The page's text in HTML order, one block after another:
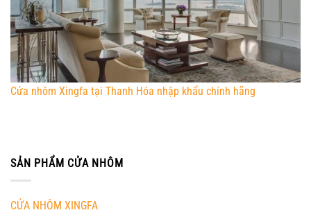
Cửa nhôm Xingfa tại Thanh Hóa nhập khẩu chính hãng
SẢN PHẨM CỬA NHÔM
CỬA NHÔM XINGFA